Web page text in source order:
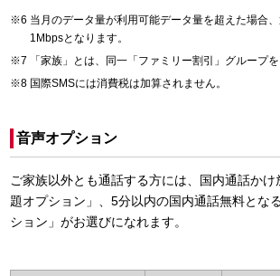
当月のデータ量が利用可能データ量を超えた場合
1Mbpsとなります。
「家族」とは、同一「ファミリー割引」グループを
国際SMSには消費税は加算されません。
音声オプション
ご家族以外とも通話する方には、国内通話か
題オプション」、5分以内の国内通話無料とな
ション」がお選びになれます。